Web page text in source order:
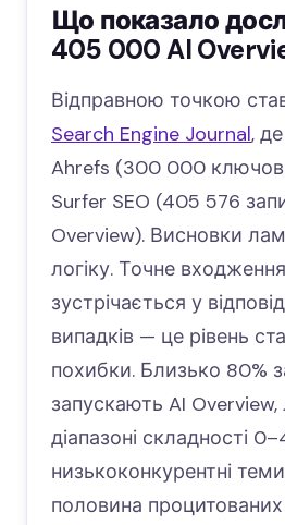
Що показало
405 000 AI
Відправною точкою
Search Engine Journal,
Ahrefs (300 000
Surfer SEO (405 576
Overview). Висновки
логіку. Точне
зустрічається у
випадків — це рівень
похибки. Близько 80%
запускають AI
діапазоні складності
низькоконкурентні
половина